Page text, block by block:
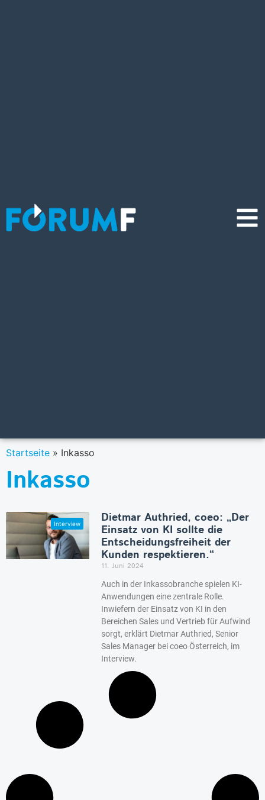
Startseite » Inkasso
Inkasso
Dietmar Authried, coeo: „Der
Einsatz von KI sollte die
Entscheidungsfreiheit der
Kunden respektieren.“
11. Juni 2024
Auch in der Inkassobranche spielen KI-
Anwendungen eine zentrale Rolle.
Inwiefern der Einsatz von KI in den
Bereichen Sales und Vertrieb für Aufwind
sorgt, erklärt Dietmar Authried, Senior
Sales Manager bei coeo Österreich, im
Interview.